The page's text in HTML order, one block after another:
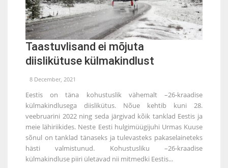
Taastuvlisand ei mõjuta
diislikütuse külmakindlust
8 December, 2021
Eestis on täna kohustuslik vähemalt –26-kraadise
külmakindlusega diislikütus. Nõue kehtib kuni 28.
veebruarini 2022 ning seda järgivad kõik tanklad Eestis ja
meie lähiriikides. Neste Eesti hulgimüügijuhi Urmas Kuuse
sõnul on tanklad tänaseks ja tulevasteks pakaselaineteks
hästi valmistunud. Kohustusliku –26-kraadise
külmakindluse piiri ületavad nii mitmedki Eestis...